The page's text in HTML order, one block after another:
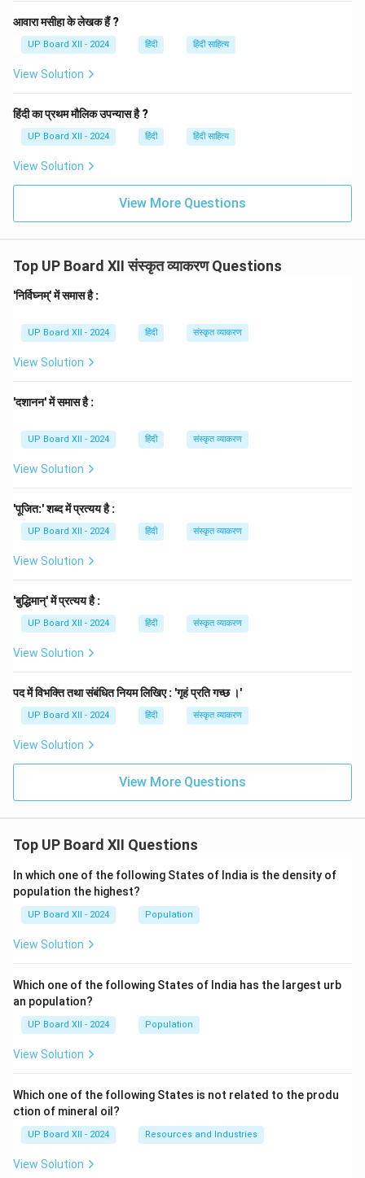
आवारा मसीहा के लेखक हैं ?
UP Board XII - 2024 हिंदी हिंदी साहित्य
View Solution
हिंदी का प्रथम मौलिक उपन्यास है ?
UP Board XII - 2024 हिंदी हिंदी साहित्य
View Solution
View More Questions
Top UP Board XII संस्कृत व्याकरण Questions
'निर्विघ्नम्' में समास है :
UP Board XII - 2024 हिंदी संस्कृत व्याकरण
View Solution
'दशानन' में समास है :
UP Board XII - 2024 हिंदी संस्कृत व्याकरण
View Solution
'पूजित:' शब्द में प्रत्यय है :
UP Board XII - 2024 हिंदी संस्कृत व्याकरण
View Solution
'बुद्धिमान्' में प्रत्यय है :
UP Board XII - 2024 हिंदी संस्कृत व्याकरण
View Solution
पद में विभक्ति तथा संबंधित नियम लिखिए : 'गृहं प्रति गच्छ ।'
UP Board XII - 2024 हिंदी संस्कृत व्याकरण
View Solution
View More Questions
Top UP Board XII Questions
In which one of the following States of India is the density of
population the highest?
UP Board XII - 2024 Population
View Solution
Which one of the following States of India has the largest urb
an population?
UP Board XII - 2024 Population
View Solution
Which one of the following States is not related to the produ
ction of mineral oil?
UP Board XII - 2024 Resources and Industries
View Solution